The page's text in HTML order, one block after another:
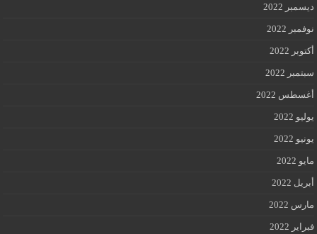
ديسمبر 2022
نوفمبر 2022
أكتوبر 2022
سبتمبر 2022
أغسطس 2022
يوليو 2022
يونيو 2022
مايو 2022
أبريل 2022
مارس 2022
فبراير 2022